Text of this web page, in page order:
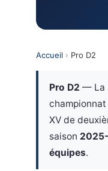
Accueil › Pro D2
Pro D2 — La
XV de
saison
équipes.